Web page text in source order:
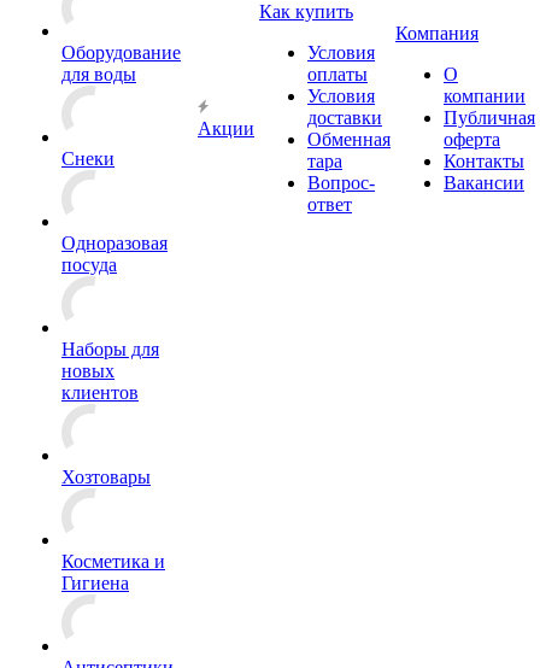
Оборудование
для воды
Снеки
Одноразовая
посуда
Наборы для
новых
клиентов
Хозтовары
Косметика и
Гигиена
Акции
Как купить
Условия
оплаты
Условия
доставки
Обменная
тара
Вопрос-
ответ
Компания
О
компании
Публичная
оферта
Контакты
Вакансии